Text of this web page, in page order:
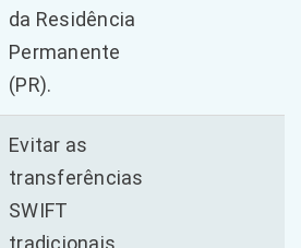
da Residência
Permanente
(PR).
Evitar as
transferências
SWIFT
tradicionais